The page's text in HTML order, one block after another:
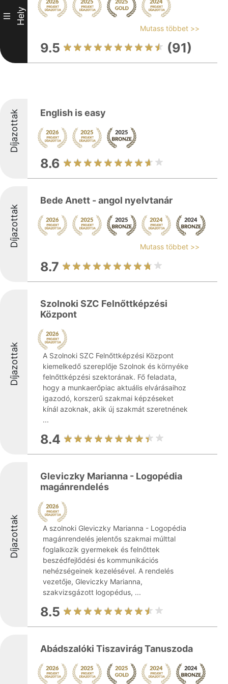
III Hely
Mutass többet >>
9.5 (91)
Díjazottak English is easy
8.6
Díjazottak
Bede Anett - angol nyelvtanár
Mutass többet >>
8.7
Díjazottak
Szolnoki SZC Felnőttképzési
Központ
A Szolnoki SZC Felnőttképzési Központ
kiemelkedő szereplője Szolnok és környéke
felnőttképzési szektorának. Fő feladata,
hogy a munkaerőpiac aktuális elvárásaihoz
igazodó, korszerű szakmai képzéseket
kínál azoknak, akik új szakmát szeretnének
...
8.4
Díjazottak
Gleviczky Marianna - Logopédia
magánrendelés
A szolnoki Gleviczky Marianna - Logopédia
magánrendelés jelentős szakmai múlttal
foglalkozik gyermekek és felnőttek
beszédfejlődési és kommunikációs
nehézségeinek kezelésével. A rendelés
vezetője, Gleviczky Marianna,
szakvizsgázott logopédus, ...
8.5
Abádszalóki Tiszavirág Tanuszoda